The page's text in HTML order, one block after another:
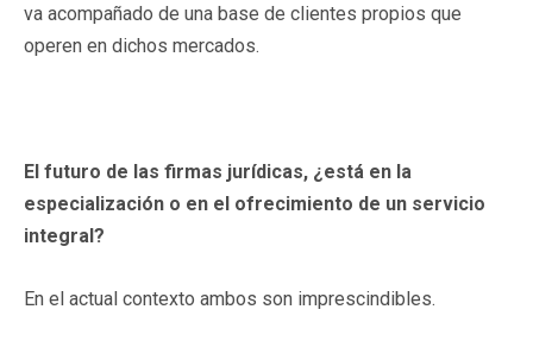
va acompañado de una base de clientes propios que
operen en dichos mercados.
El futuro de las firmas jurídicas, ¿está en la
especialización o en el ofrecimiento de un servicio
integral?
En el actual contexto ambos son imprescindibles.